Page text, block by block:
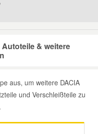
Autoteile & weitere
aus, um weitere DACIA
und Verschleißteile zu